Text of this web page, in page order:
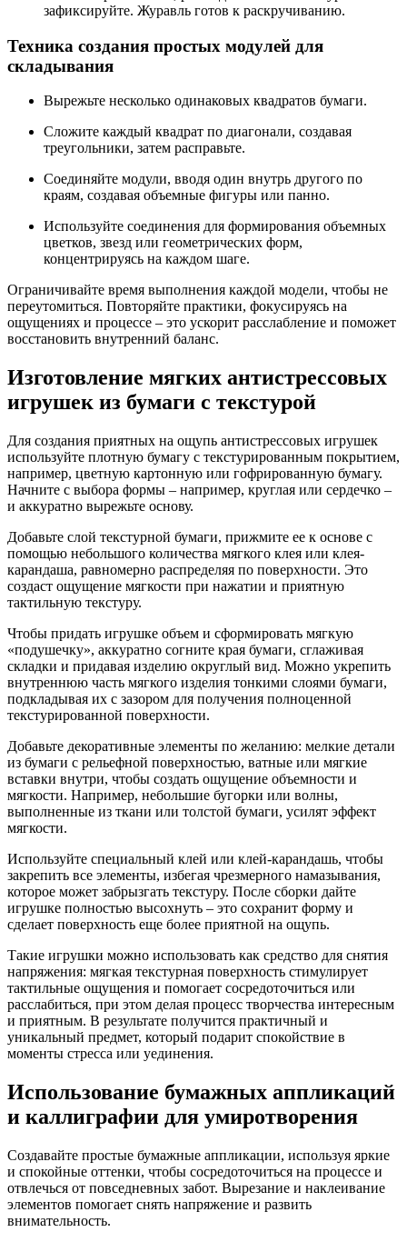
зафиксируйте. Журавль готов к раскручиванию.
Техника создания простых модулей для
складывания
Вырежьте несколько одинаковых квадратов бумаги.
Сложите каждый квадрат по диагонали, создавая
треугольники, затем расправьте.
Соединяйте модули, вводя один внутрь другого по
краям, создавая объемные фигуры или панно.
Используйте соединения для формирования объемных
цветков, звезд или геометрических форм,
концентрируясь на каждом шаге.
Ограничивайте время выполнения каждой модели, чтобы не
переутомиться. Повторяйте практики, фокусируясь на
ощущениях и процессе – это ускорит расслабление и поможет
восстановить внутренний баланс.
Изготовление мягких антистрессовых
игрушек из бумаги с текстурой
Для создания приятных на ощупь антистрессовых игрушек
используйте плотную бумагу с текстурированным покрытием,
например, цветную картонную или гофрированную бумагу.
Начните с выбора формы – например, круглая или сердечко –
и аккуратно вырежьте основу.
Добавьте слой текстурной бумаги, прижмите ее к основе с
помощью небольшого количества мягкого клея или клея-
карандаша, равномерно распределяя по поверхности. Это
создаст ощущение мягкости при нажатии и приятную
тактильную текстуру.
Чтобы придать игрушке объем и сформировать мягкую
«подушечку», аккуратно согните края бумаги, сглаживая
складки и придавая изделию округлый вид. Можно укрепить
внутреннюю часть мягкого изделия тонкими слоями бумаги,
подкладывая их с зазором для получения полноценной
текстурированной поверхности.
Добавьте декоративные элементы по желанию: мелкие детали
из бумаги с рельефной поверхностью, ватные или мягкие
вставки внутри, чтобы создать ощущение объемности и
мягкости. Например, небольшие бугорки или волны,
выполненные из ткани или толстой бумаги, усилят эффект
мягкости.
Используйте специальный клей или клей-карандашь, чтобы
закрепить все элементы, избегая чрезмерного намазывания,
которое может забрызгать текстуру. После сборки дайте
игрушке полностью высохнуть – это сохранит форму и
сделает поверхность еще более приятной на ощупь.
Такие игрушки можно использовать как средство для снятия
напряжения: мягкая текстурная поверхность стимулирует
тактильные ощущения и помогает сосредоточиться или
расслабиться, при этом делая процесс творчества интересным
и приятным. В результате получится практичный и
уникальный предмет, который подарит спокойствие в
моменты стресса или уединения.
Использование бумажных аппликаций
и каллиграфии для умиротворения
Создавайте простые бумажные аппликации, используя яркие
и спокойные оттенки, чтобы сосредоточиться на процессе и
отвлечься от повседневных забот. Вырезание и наклеивание
элементов помогает снять напряжение и развить
внимательность.